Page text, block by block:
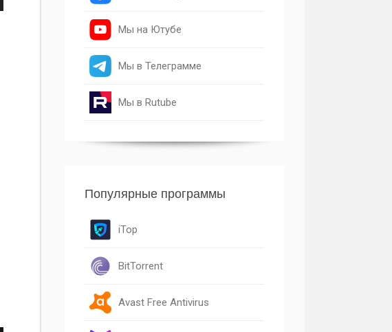
Мы на Ютубе
Мы в Телеграмме
Мы в Rutube
Популярные программы
iTop
BitTorrent
Avast Free Antivirus